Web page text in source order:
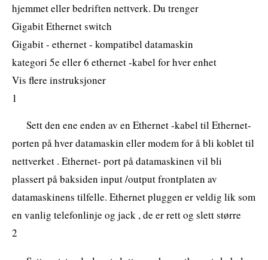
hjemmet eller bedriften nettverk. Du trenger
Gigabit Ethernet switch
Gigabit - ethernet - kompatibel datamaskin
kategori 5e eller 6 ethernet -kabel for hver enhet
Vis flere instruksjoner
1
Sett den ene enden av en Ethernet -kabel til Ethernet-
porten på hver datamaskin eller modem for å bli koblet til
nettverket . Ethernet- port på datamaskinen vil bli
plassert på baksiden input /output frontplaten av
datamaskinens tilfelle. Ethernet pluggen er veldig lik som
en vanlig telefonlinje og jack , de er rett og slett større
2